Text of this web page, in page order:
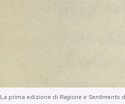
La prima edizione di Ragione e Sentimento